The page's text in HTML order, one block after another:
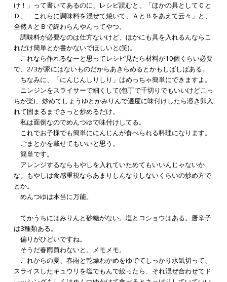
け！」って書いてあるのに、レシピ読むと、「ほかの具としてＣと
Ｄ、 これらに調味料を混ぜて焼いて、ＡとＢをあえて云々」と、
全然ＡとＢで終わらんやんってやつ。
調味料が必要なのは仕方ないけど、ほかにも具を入れるんならこ
れだけ簡単とか書かないでほしいと(笑)。
これなら作れるなーと思ってレシピ見たら材料が10個くらい必要
で、2/3が家にはないものだからあきらめるとかもしばしばある。
ちなみに、「にんじんしりしり」はめっちゃ簡単にできますよ。
ニンジンをスライサーで細くして(包丁で千切りでもいいけどこっ
ちが楽)、炒めてしょうゆとかみりんで適度に味付けしたら溶き卵入
れて固まるまでさっと炒めるだけ。
私は面倒なのでめんつゆで味付けしてる。
これでお子様でも簡単ににんじんが食べられる料理になります。
ごまとかを載せてもいいと思う。
簡単です。
アレンジするならもやしを入れていためてもいいんじゃないか
な。もやしは食感重視ならあまりしんなりしないくらいの炒め方で
とか。
めんつゆは本当に万能。
てかうちにはみりんと砂糖がない。塩とコショウはある。唐辛子
は3種類ある。
偏りがひどいですね。
そうだ春雨買わないと。メモメモ。
これからの夏、春雨と乾燥わかめをゆでてしっかり水気切って、
スライスしたキュウリを塩でもんで絞ったら、それ混ぜ合わせてド